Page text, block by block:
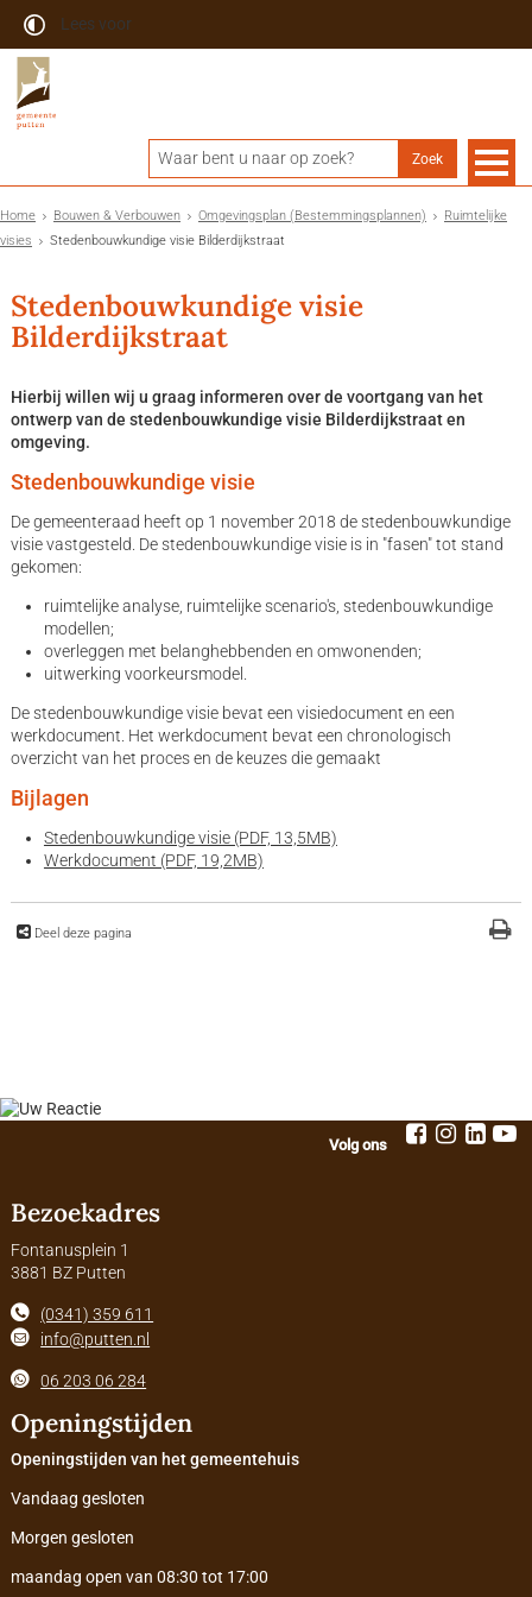
Lees voor
Home Bouwen & Verbouwen Omgevingsplan (Bestemmingsplannen)
Ruimtelijke
visies
Stedenbouwkundige visie Bilderdijkstraat
Stedenbouwkundige visie
Bilderdijkstraat
Hierbij willen wij u graag informeren over de voortgang van het
ontwerp van de stedenbouwkundige visie Bilderdijkstraat en
omgeving.
Stedenbouwkundige visie
De gemeenteraad heeft op 1 november 2018 de stedenbouwkundige
visie vastgesteld. De stedenbouwkundige visie is in "fasen" tot stand
gekomen:
ruimtelijke analyse, ruimtelijke scenario's, stedenbouwkundige
modellen;
overleggen met belanghebbenden en omwonenden;
uitwerking voorkeursmodel.
De stedenbouwkundige visie bevat een visiedocument en een
werkdocument. Het werkdocument bevat een chronologisch
overzicht van het proces en de keuzes die gemaakt
Bijlagen
Stedenbouwkundige visie (PDF, 13,5MB)
Werkdocument (PDF, 19,2MB)
Deel deze pagina
Volg ons
Bezoekadres
Fontanusplein 1
3881 BZ Putten
(0341) 359 611
info@putten.nl
06 203 06 284
Openingstijden
Openingstijden van het gemeentehuis
Vandaag gesloten
Morgen gesloten
maandag open van 08:30 tot 17:00